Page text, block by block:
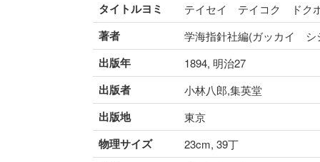
タイトルヨミ テイセイ テイコク ドク
著者 学海指針社編(ガッカイ シ
出版年 1894, 明治27
出版者 小林八郎,集英堂
出版地 東京
物理サイズ 23cm, 39丁